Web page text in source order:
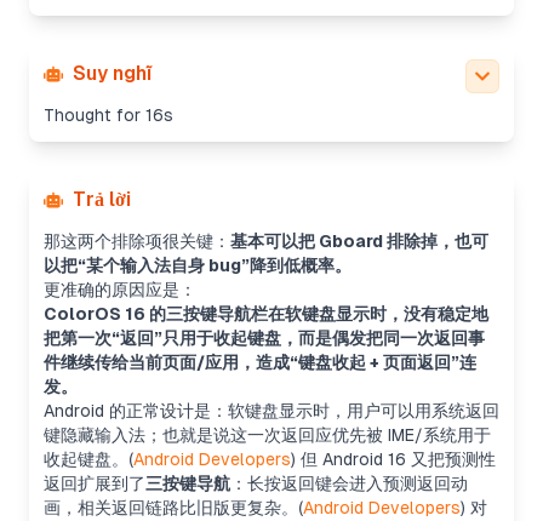
Suy nghĩ
Thought for 16s
Trả lời
那这两个排除项很关键： 基本可以把 Gboard 排除掉，也可
以把“某个输入法自身 bug”降到低概率。
更准确的原因应是：
ColorOS 16 的三按键导航栏在软键盘显示时，没有稳定地
把第一次“返回”只用于收起键盘，而是偶发把同一次返回事
件继续传给当前页面/应用，造成“键盘收起 + 页面返回”连
发。
Android 的正常设计是：软键盘显示时，用户可以用系统返回
键隐藏输入法；也就是说这一次返回应优先被 IME/系统用于
收起键盘。(Android Developers) 但 Android 16 又把预测性
返回扩展到了三按键导航 ：长按返回键会进入预测返回动
画，相关返回链路比旧版更复杂。(Android Developers) 对